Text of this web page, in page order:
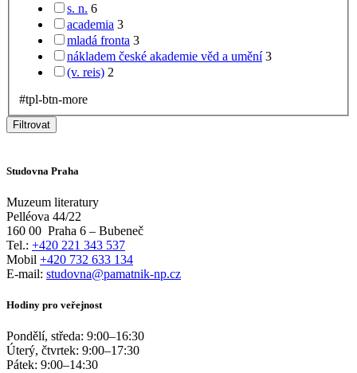
s. n. 6
academia 3
mladá fronta 3
nákladem české akademie věd a umění 3
(v. reis) 2
#tpl-btn-more
Filtrovat
Studovna Praha
Muzeum literatury
Pelléova 44/22
160 00 Praha 6 – Bubeneč
Tel.: +420 221 343 537
Mobil +420 732 633 134
E-mail: studovna@pamatnik-np.cz
Hodiny pro veřejnost
Pondělí, středa: 9:00–16:30
Úterý, čtvrtek: 9:00–17:30
Pátek: 9:00–14:30